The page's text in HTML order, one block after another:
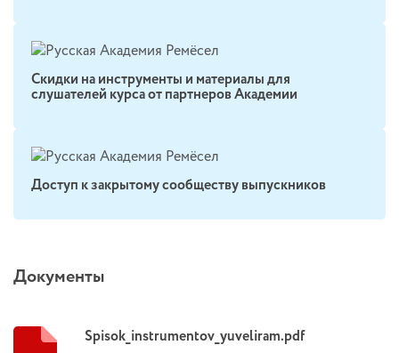
Скидки на инструменты и материалы для
слушателей курса от партнеров Академии
Доступ к закрытому сообществу выпускников
Документы
Spisok_instrumentov_yuveliram.pdf